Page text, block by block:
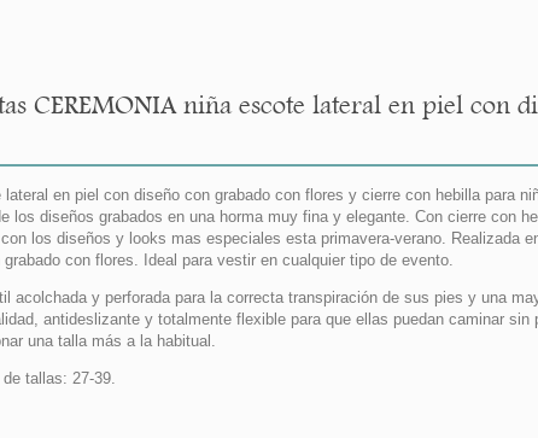
CEREMONIA niña escote lateral en piel con
en piel con diseño con grabado con flores y cierre con hebilla para
los diseños grabados en una horma muy fina y elegante. Con cierre con
los diseños y looks mas especiales esta primavera-verano. Realizada
con flores. Ideal para vestir en cualquier tipo de evento.
acolchada y perforada para la correcta transpiración de sus pies y una
antideslizante y totalmente flexible para que ellas puedan caminar sin
una talla más a la habitual.
tallas: 27-39.